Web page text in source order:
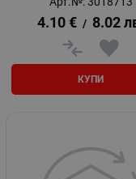
4.10 € / 8.02
КУПИ